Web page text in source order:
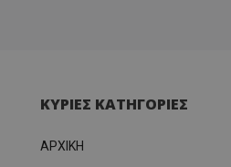
ΚΥΡΙΕΣ ΚΑΤΗΓΟΡΙΕΣ
ΑΡΧΙΚΗ